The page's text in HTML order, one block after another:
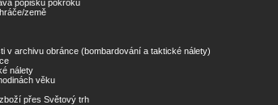
popisku pokroku
země
v archivu obránce (bombardování a taktické nálety)
nálety
věku
přes Světový trh